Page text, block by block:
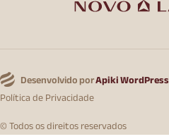
Desenvolvido porApiki WordPress
Política de Privacidade
© Todos os direitos reservados